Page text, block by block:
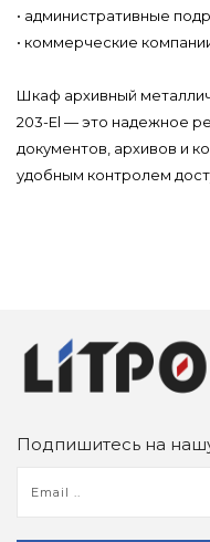
• административные
• коммерческие
Шкаф архивный
203-El — это надежное
документов, архивов и
удобным контролем
Подпишитесь на